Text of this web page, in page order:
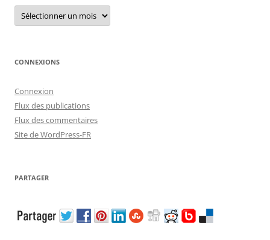
Archives
CONNEXIONS
Connexion
Flux des publications
Flux des commentaires
Site de WordPress-FR
PARTAGER